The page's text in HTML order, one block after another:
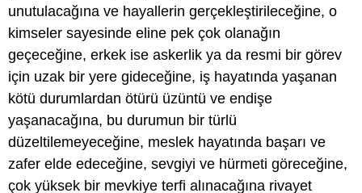
unutulacağına ve hayallerin gerçekleştirileceğine, o
kimseler sayesinde eline pek çok olanağın
geçeceğine, erkek ise askerlik ya da resmi bir görev
için uzak bir yere gideceğine, iş hayatında yaşanan
kötü durumlardan ötürü üzüntü ve endişe
yaşanacağına, bu durumun bir türlü
düzeltilemeyeceğine, meslek hayatında başarı ve
zafer elde edeceğine, sevgiyi ve hürmeti göreceğine,
çok yüksek bir mevkiye terfi alınacağına rivayet